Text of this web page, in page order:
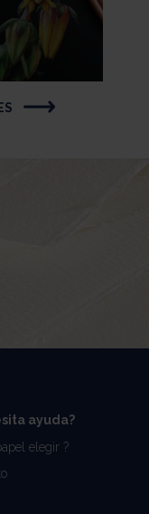
ayuda?
elegir ?